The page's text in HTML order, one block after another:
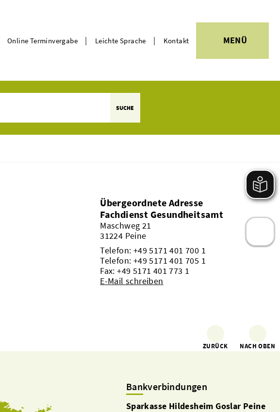
Online Terminvergabe | Leichte Sprache | Kontakt MENÜ
SUCHE
Übergeordnete Adresse
Fachdienst Gesundheitsamt
Maschweg 21
31224 Peine
Telefon: +49 5171 401 700 1
Telefon: +49 5171 401 705 1
Fax: +49 5171 401 773 1
E-Mail schreiben
ZURÜCK NACH OBEN
Bankverbindungen
Sparkasse Hildesheim Goslar Peine